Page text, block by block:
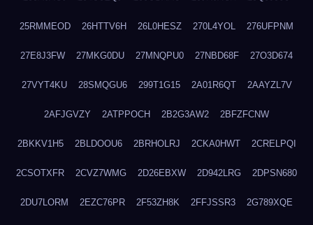
25RMMEOD 26HTTV6H 26L0HESZ 270L4YOL 276UFPNM
27E8J3FW 27MKG0DU 27MNQPU0 27NBD68F 27O3D674
27VYT4KU 28SMQGU6 299T1G15 2A01R6QT 2AAYZL7V
2AFJGVZY 2ATPPOCH 2B2G3AW2 2BFZFCNW
2BKKV1H5 2BLDOOU6 2BRHOLRJ 2CKA0HWT 2CRELPQI
2CSOTXFR 2CVZ7WMG 2D26EBXW 2D942LRG 2DPSN680
2DU7LORM 2EZC76PR 2F53ZH8K 2FFJSSR3 2G789XQE